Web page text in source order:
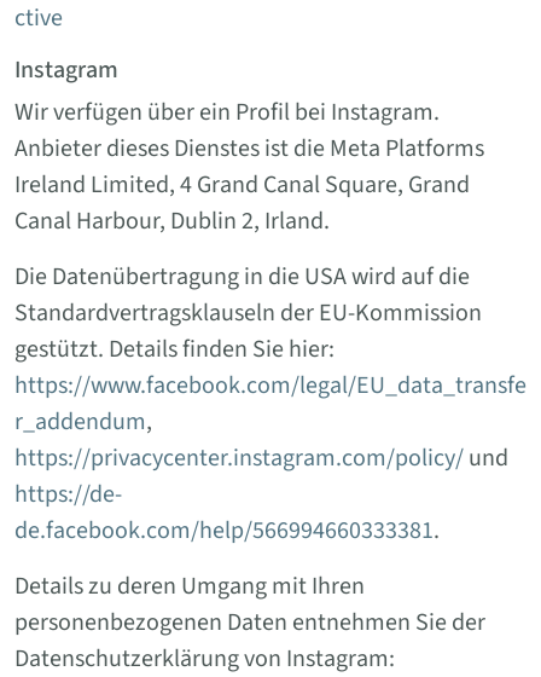
ctive
Instagram
Wir verfügen über ein Profil bei Instagram.
Anbieter dieses Dienstes ist die Meta Platforms
Ireland Limited, 4 Grand Canal Square, Grand
Canal Harbour, Dublin 2, Irland.
Die Datenübertragung in die USA wird auf die
Standardvertragsklauseln der EU-Kommission
gestützt. Details finden Sie hier:
https://www.facebook.com/legal/EU_data_transfe
r_addendum,
https://privacycenter.instagram.com/policy/und
https://de-
de.facebook.com/help/566994660333381.
Details zu deren Umgang mit Ihren
personenbezogenen Daten entnehmen Sie der
Datenschutzerklärung von Instagram: